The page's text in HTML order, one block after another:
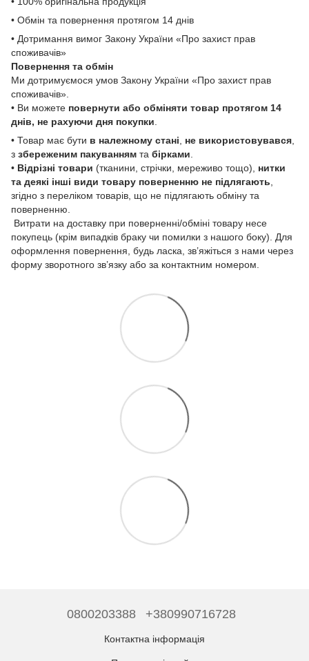
• Обмін та повернення протягом 14 днів
• Дотримання вимог Закону України «Про захист прав
споживачів»
Повернення та обмін
Ми дотримуємося умов Закону України «Про захист прав
споживачів».
• Ви можете повернути або обміняти товар протягом 14
днів, не рахуючи дня покупки
• Товар має бути в належному стані не використовувався
з збереженим пакуванням та бірками
• Відрізні товари (тканини, стрічки, мереживо тощо), нитки
та деякі інші види товару поверненню не підлягають
згідно з переліком товарів, що не підлягають обміну та
поверненню.
Витрати на доставку при поверненні/обміні товару несе
покупець (крім випадків браку чи помилки з нашого боку). Для
оформлення повернення, будь ласка, зв’яжіться з нами через
форму зворотного зв’язку або за контактним номером.
0800203388 +380990716728
Контактна інформація